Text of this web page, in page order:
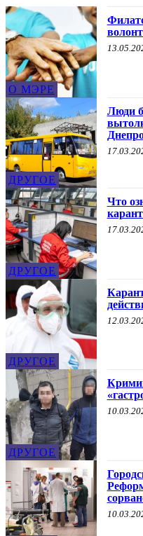
О МЭРЕ
ДРУГОЕ
Люди
ДРУГОЕ
Что
ДРУГОЕ
ДРУГОЕ